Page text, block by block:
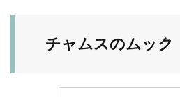
チャムスのムック